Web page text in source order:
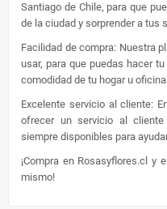
Santiago de Chile, para que
de la ciudad y sorprender a tus
Facilidad de compra: Nuestra
usar, para que puedas hacer
comodidad de tu hogar u
Excelente servicio al cliente:
ofrecer un servicio al
siempre disponibles para
¡Compra en Rosasyflores.cl y
mismo!